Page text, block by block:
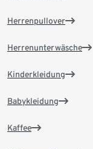
Herrenpullover
Herrenunterwäsche
Kinderkleidung
Babykleidung
Kaffee